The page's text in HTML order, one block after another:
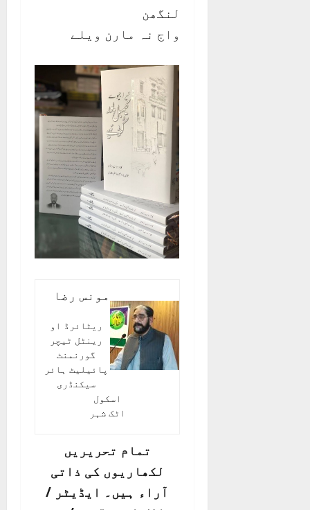
لنگھن
واج نہ مارن ویلے
مونس رضا
ریٹائرڈ او
رینٹل ٹیچر
گورنمنٹ
پائیلیٹ ہائر
سیکنڈری
اسکول
اٹک شہر
تمام تحریریں
لکھاریوں کی ذاتی
آراء ہیں۔ ایڈیٹر /